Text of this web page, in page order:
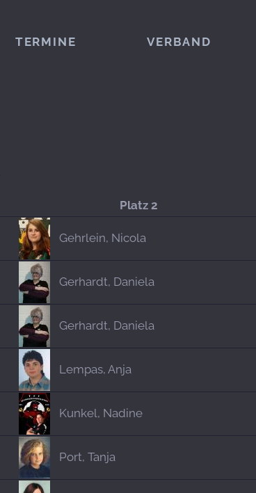
TERMINE VERBAND
Platz 2
Gehrlein, Nicola
Gerhardt, Daniela
Gerhardt, Daniela
Lempas, Anja
Kunkel, Nadine
Port, Tanja